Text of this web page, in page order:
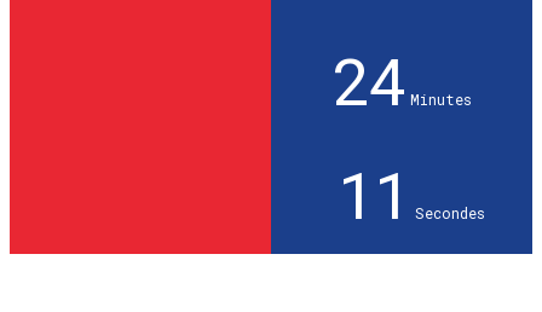
24 Minutes
10 Secondes